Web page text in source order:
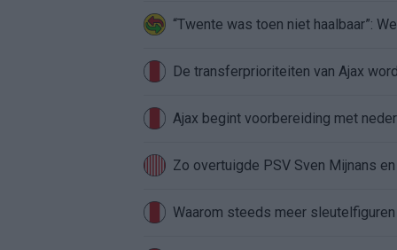
“Twente was toen niet haalbaar”:
De transferprioriteiten van Ajax
Ajax begint voorbereiding met
Zo overtuigde PSV Sven Mijnans
Waarom steeds meer